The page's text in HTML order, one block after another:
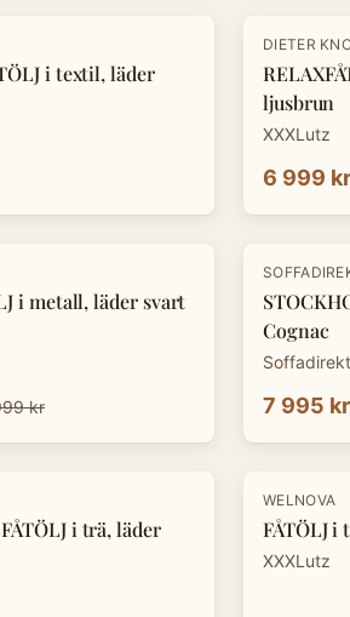
i textil, läder
-30%
DIETER
ljusbrun
XXXLutz
6 999 kr
i metall, läder svart
kr
Cognac
Soffadirekt
7 995 kr
i trä, läder
-30 %
WELNOVA
FÅTÖLJ i
XXXLutz